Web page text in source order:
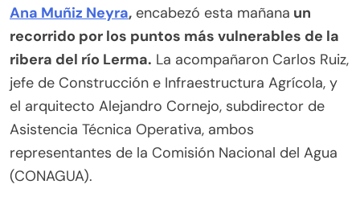
Ana Muñiz Neyra, encabezó esta mañana un
recorrido por los puntos más vulnerables de la
ribera del río Lerma. La acompañaron Carlos Ruiz,
jefe de Construcción e Infraestructura Agrícola, y
el arquitecto Alejandro Cornejo, subdirector de
Asistencia Técnica Operativa, ambos
representantes de la Comisión Nacional del Agua
(CONAGUA).